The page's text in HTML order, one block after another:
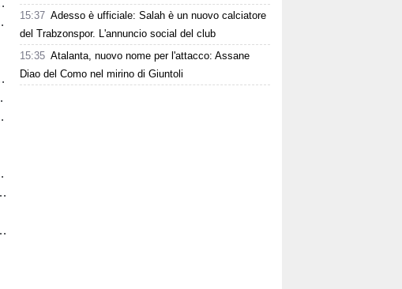
15:37 Adesso è ufficiale: Salah è un nuovo calciatore
del Trabzonspor. L'annuncio social del club
15:35 Atalanta, nuovo nome per l'attacco: Assane
Diao del Como nel mirino di Giuntoli